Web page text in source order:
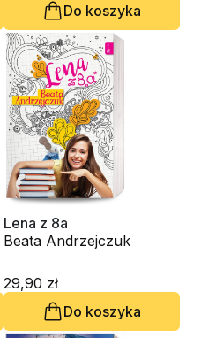
Do koszyka
Lena z 8a
Beata Andrzejczuk
29,90 zł
Do koszyka